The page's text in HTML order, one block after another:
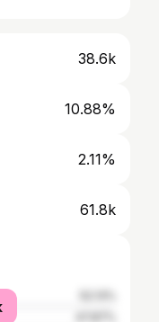
38.6k
10.88%
2.11%
61.8k